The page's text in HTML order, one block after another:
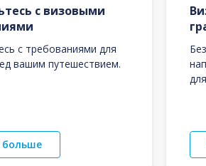
с визовыми
с требованиями для
вашим путешествием.
больше